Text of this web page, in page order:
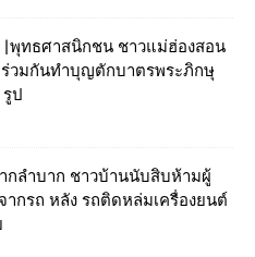
|พุทธศาสนิกชน ชาวแม่ฮ่องสอน
ร่วมกันทำบุญตักบาตรพระภิกษุ
ป
กลำบาก ชาวบ้านนับสิบห้ามผู้
ากรถ หลัง รถติดหล่มเครื่องยนต์